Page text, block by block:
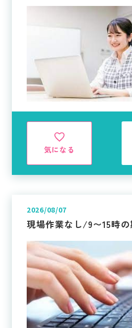
気になる
2026/08/07
現場作業なし/9〜15時